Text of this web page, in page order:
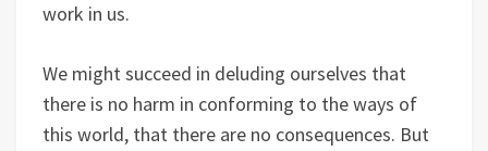
work in us.
We might succeed in deluding ourselves that
there is no harm in conforming to the ways of
this world, that there are no consequences. But